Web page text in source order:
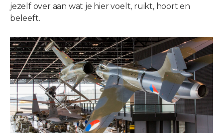
jezelf over aan wat je hier voelt, ruikt, hoort en
beleeft.